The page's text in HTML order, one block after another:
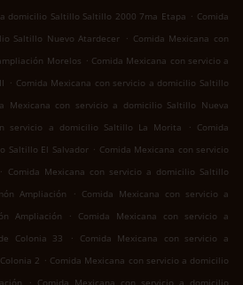
domicilio Saltillo Saltillo 2000 7ma Etapa . Comida
Saltillo Nuevo Atardecer . Comida Mexicana con
Morelos . Comida Mexicana con servicio a
. Comida Mexicana con servicio a domicilio Saltillo
Mexicana con servicio a domicilio Saltillo Nueva
servicio a domicilio Saltillo La Morita . Comida
Saltillo El Salvador . Comida Mexicana con servicio
. Comida Mexicana con servicio a domicilio Saltillo
Ampliación
. Comida Mexicana con servicio a
Ampliación
.
Comida Mexicana con servicio a
Colonia 33
.
Comida Mexicana con servicio a
2 . Comida Mexicana con servicio a domicilio
.